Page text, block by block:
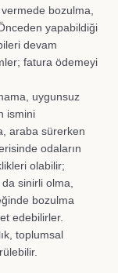
bozulma,
yapabildiği
devam
fatura ödemeyi
uygunsuz
ismini
araba sürerken
odaların
olabilir;
sinirli olma,
bozulma
edebilirler.
toplumsal